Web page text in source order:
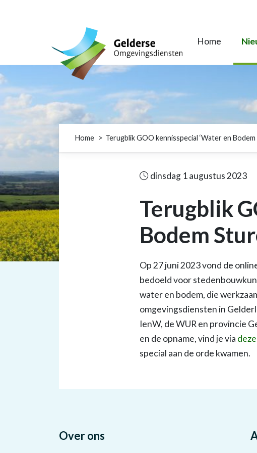
Gelderse Omgevingsdiensten
Home
Home Terugblik GOO kennisspecial ‘Water en
dinsdag 1 augustus 2023
Terugblik
Bodem
Op 27 juni 2023 vond de
bedoeld voor
water en bodem, die
omgevingsdiensten in
IenW, de WUR en provincie
en de opname, vind je via
special aan de orde kwamen.
Over ons